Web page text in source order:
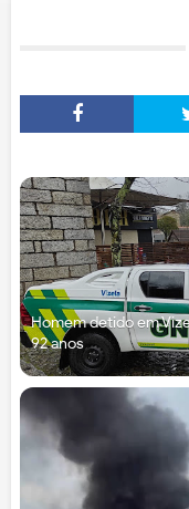
Homem detido em
92 anos